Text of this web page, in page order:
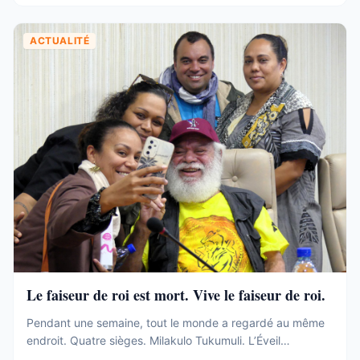
ACTUALITÉ
Le faiseur de roi est mort. Vive le faiseur de roi.
Pendant une semaine, tout le monde a regardé au même
endroit. Quatre sièges. Milakulo Tukumuli. L’Éveil